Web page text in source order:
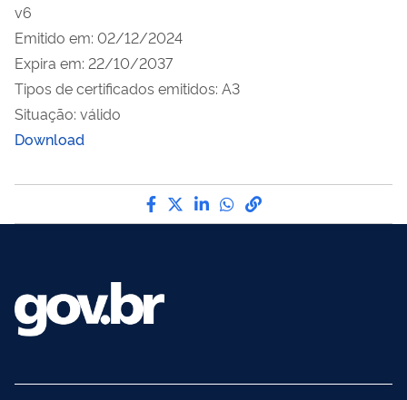
v6
Emitido em: 02/12/2024
Expira em: 22/10/2037
Tipos de certificados emitidos: A3
Situação: válido
Download
Compartilhe por Facebook
Compartilhe por Twitter
Compartilhe por
Compartilhe por
link para Copiar